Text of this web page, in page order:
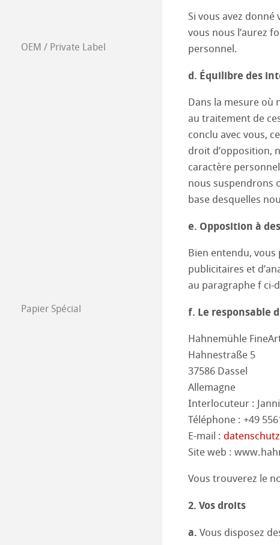
Milk and Milk
Meat and Meat
Waste Products
OEM / Private Label
Papier Spécial
Nos atouts
Nos succès
Si vous avez
vous nous l’aurez
personnel.
d. Équilibre des
Dans la mesure où
au traitement de
conclu avec vous,
droit d’opposition,
caractère
nous suspendrons
base desquelles
e. Opposition à
Bien entendu,
publicitaires et
au paragraphe f ci-
f. Le responsable
Hahnemühle
Hahnestraße 5
37586 Dassel
Allemagne
Interlocuteur :
Téléphone : +49
E-mail :
Site web :
Vous trouverez le
2. Vos droits
a. Vous disposez